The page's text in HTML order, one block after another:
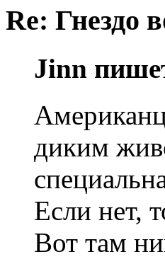
Re: Гнездо
Jinn
диким
Если нет,
Вот там